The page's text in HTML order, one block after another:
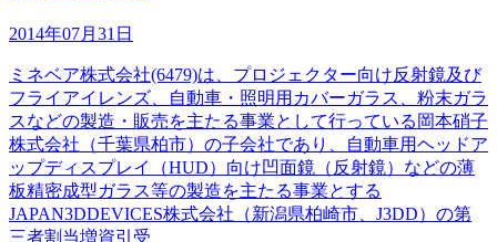
2014年07月31日
ミネベア株式会社(6479)は、プロジェクター向け反射鏡及び
フライアイレンズ、自動車・照明用カバーガラス、粉末ガラ
スなどの製造・販売を主たる事業として行っている岡本硝子
株式会社（千葉県柏市）の子会社であり、自動車用ヘッドア
ップディスプレイ（HUD）向け凹面鏡（反射鏡）などの薄
板精密成型ガラス等の製造を主たる事業とする
JAPAN3DDEVICES株式会社（新潟県柏崎市、J3DD）の第
三者割当増資引受